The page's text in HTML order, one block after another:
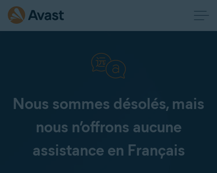
Nous sommes désolés, mais
nous n’offrons aucune
assistance en Français